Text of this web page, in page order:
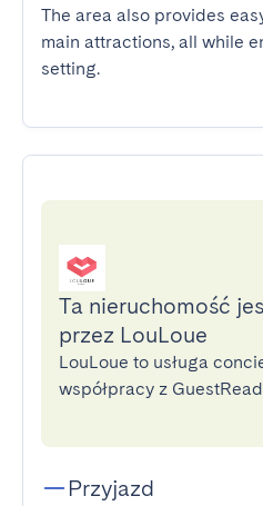
The area also provides
main attractions, all while
setting.
Ta nieruchomość
przez LouLoue
LouLoue to usługa
współpracy z
Przyjazd